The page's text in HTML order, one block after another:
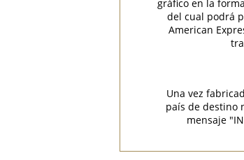
gráfico en la
del cual podrá
American
Una vez
país de destino
mensaje